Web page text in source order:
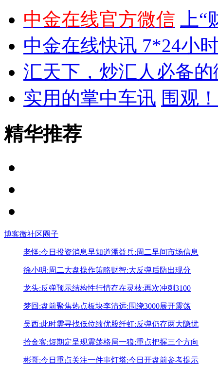
中金在线官方微信
上
中金在线快讯 7*24小
汇天下，炒汇人必备
实用的掌中车讯 围观
精华推荐
博客微社区圈子
老怪:今日投资消息早知道潘益兵:周二早间市场信息
徐小明:周二大盘操作策略财智:大反弹后防出现分
龙头:反弹预示结构性行情存在灵枝:再次冲刺3100
梦回:盘前聚焦热点板块李清远:围绕3000展开震荡
吴西:此时需寻找低位绩优股纤虹:反弹仍存两大隐忧
拾金客:短期定呈现震荡格局一狼:重点把握三个方向
彬哥:今日重点关注一件事灯塔:今日开盘前参考提示